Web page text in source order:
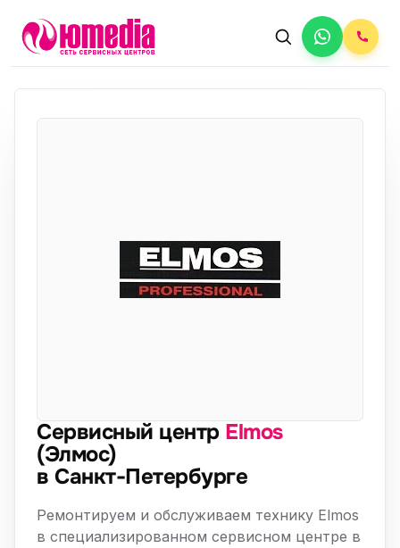
Сервисный центр Elmos
(Элмос)
в Санкт-Петербурге
Ремонтируем и обслуживаем технику Elmos
в специализированном сервисном центре в